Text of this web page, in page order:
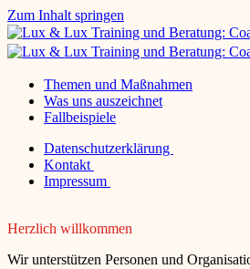
Zum Inhalt springen
Themen und Maßnahmen
Was uns auszeichnet
Fallbeispiele
Datenschutzerklärung
Kontakt
Impressum
Herzlich willkommen
Wir unterstützen Personen und